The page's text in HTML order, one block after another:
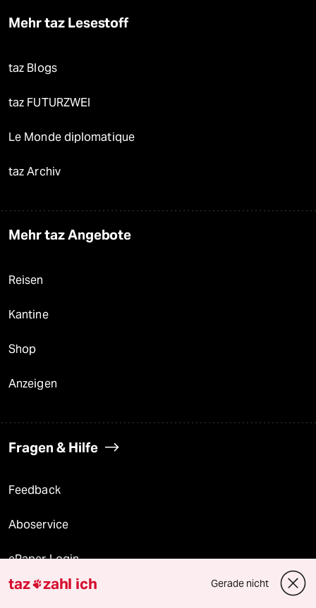
Mehr taz Lesestoff
taz Blogs
taz FUTURZWEI
Le Monde diplomatique
taz Archiv
Mehr taz Angebote
Reisen
Kantine
Shop
Anzeigen
Fragen & Hilfe
Feedback
Aboservice
ePaper Login
Downloads für Abonnierende
taz zahl ich Gerade nicht